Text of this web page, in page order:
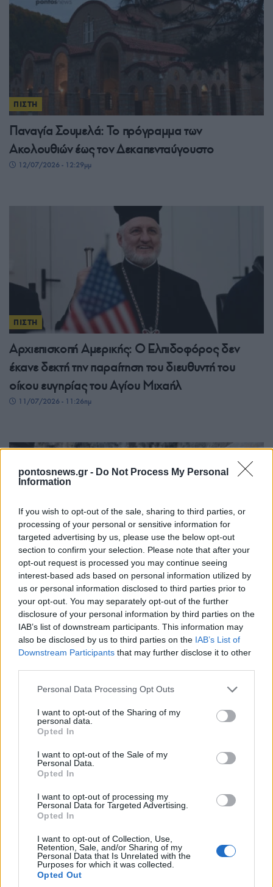
pontosnews.gr - Do Not Process My Personal
Information
If you wish to opt-out of the sale, sharing to third parties, or
processing of your personal or sensitive information for
targeted advertising by us, please use the below opt-out
section to confirm your selection. Please note that after your
opt-out request is processed you may continue seeing
interest-based ads based on personal information utilized by
us or personal information disclosed to third parties prior to
your opt-out. You may separately opt-out of the further
disclosure of your personal information by third parties on the
IAB’s list of downstream participants. This information may
also be disclosed by us to third parties on the IAB’s List of
Downstream Participants that may further disclose it to other
Please note that this website/app uses one or more Google
not limited to your visit or usage behaviour. You may click to
grant or deny consent to Google and its third-party tags to
use your data for below specified purposes in below Google
consent section.
Personal Data Processing Opt Outs
I want to opt-out of the Sharing of my
personal data.
Opted In
I want to opt-out of the Sale of my
Personal Data.
Opted In
I want to opt-out of processing my
Personal Data for Targeted Advertising.
Opted In
I want to opt-out of Collection, Use,
Retention, Sale, and/or Sharing of my
Personal Data that Is Unrelated with the
Purposes for which it was collected.
Opted Out
ΠΙΣΤΗ
Παναγία Σουμελά: Το πρόγραμμα των
Ακολουθιών έως τον Δεκαπενταύγουστο
12/07/2026 - 12:29μμ
ΠΙΣΤΗ
Αρχιεπισκοπή Αμερικής: Ο Ελπιδοφόρος δεν
έκανε δεκτή την παραίτηση του διευθυντή του
οίκου ευγηρίας του Αγίου Μιχαήλ
11/07/2026 - 11:26πμ
ΠΙΣΤΗ
Παναγία Σουμελά: Ο μητροπολίτης Νεαπόλεως
Βαρνάβας θα προεξάρχει της λειτουργίας στα
Εννιάμερα
8/07/2026 - 3:59μμ
Αγία Κυριακή στον Βόσπορο: Τα δύο αγιάσματα
της Μητρόπολης Δέρκων που κρατούν ζωντανή τη
μνήμη της Πόλης
8/07/2026 - 12:09μμ